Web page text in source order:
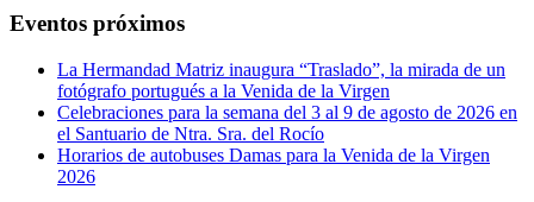
Eventos próximos
La Hermandad Matriz inaugura “Traslado”, la mirada de un
fotógrafo portugués a la Venida de la Virgen
Celebraciones para la semana del 3 al 9 de agosto de 2026 en
el Santuario de Ntra. Sra. del Rocío
Horarios de autobuses Damas para la Venida de la Virgen
2026